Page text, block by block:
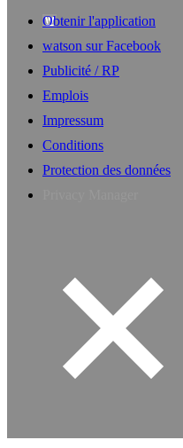
Obtenir l'application
watson sur Facebook
Publicité / RP
Emplois
Impressum
Conditions
Protection des données